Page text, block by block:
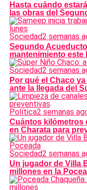
Hasta cuándo
las obras del
Sociedad2 semanas
Segundo
mantenimiento este
Sociedad2 semanas
Por qué el Chaco
ante la llegada del
Política2 semanas
Cuántos kilómetros
en Charata para
Sociedad2 semanas
Un jugador de Villa
millones en la